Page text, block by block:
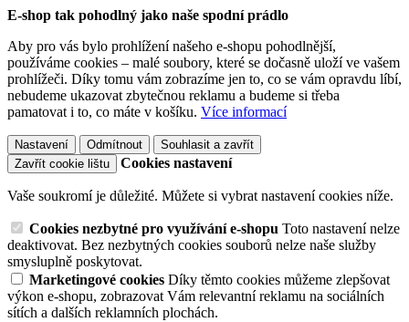
E-shop tak pohodlný jako naše spodní prádlo
Aby pro vás bylo prohlížení našeho e-shopu pohodlnější,
používáme cookies – malé soubory, které se dočasně uloží ve vašem
prohlížeči. Díky tomu vám zobrazíme jen to, co se vám opravdu líbí,
nebudeme ukazovat zbytečnou reklamu a budeme si třeba
pamatovat i to, co máte v košíku. Více informací
Nastavení Odmítnout
Souhlasit a zavřít
Zavřít cookie lištu
Cookies nastavení
Vaše soukromí je důležité. Můžete si vybrat nastavení cookies níže.
Cookies nezbytné pro využívání e-shopu Toto nastavení nelze
deaktivovat. Bez nezbytných cookies souborů nelze naše služby
smysluplně poskytovat.
Marketingové cookies Díky těmto cookies můžeme zlepšovat
výkon e-shopu, zobrazovat Vám relevantní reklamu na sociálních
sítích a dalších reklamních plochách.